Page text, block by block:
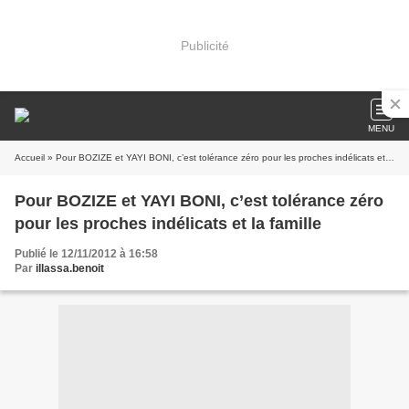
Publicité
MENU
Accueil » Pour BOZIZE et YAYI BONI, c’est tolérance zéro pour les proches indélicats et la famille
Pour BOZIZE et YAYI BONI, c’est tolérance zéro
pour les proches indélicats et la famille
Publié le 12/11/2012 à 16:58
Par illassa.benoit